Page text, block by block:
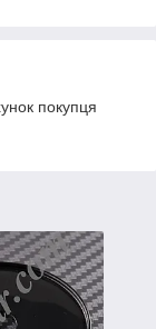
покупця